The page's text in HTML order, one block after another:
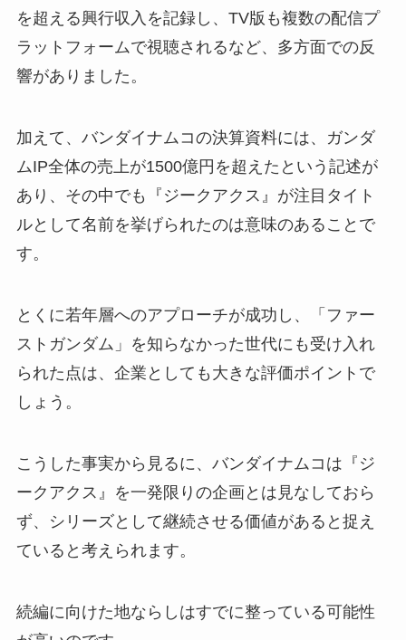
を超える興行収入を記録し、TV版も複数の配信プ
ラットフォームで視聴されるなど、多方面での反
響がありました。
加えて、バンダイナムコの決算資料には、ガンダ
ムIP全体の売上が1500億円を超えたという記述が
あり、その中でも『ジークアクス』が注目タイト
ルとして名前を挙げられたのは意味のあることで
す。
とくに若年層へのアプローチが成功し、「ファー
ストガンダム」を知らなかった世代にも受け入れ
られた点は、企業としても大きな評価ポイントで
しょう。
こうした事実から見るに、バンダイナムコは『ジ
ークアクス』を一発限りの企画とは見なしておら
ず、シリーズとして継続させる価値があると捉え
ていると考えられます。
続編に向けた地ならしはすでに整っている可能性